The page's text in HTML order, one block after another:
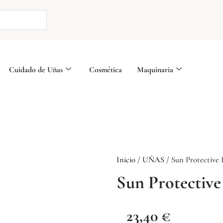
Cuidado de Uñas Cosmética Maquinaria
Inicio / UÑAS / Sun Protective
Sun
23,40 €